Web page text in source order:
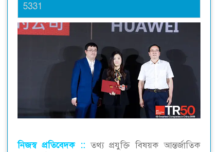
5331
নিজস্ব প্রতিবেদক ::তথ্য প্রযুক্তি বিষয়ক আন্তর্জাতিক